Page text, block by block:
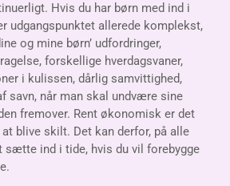
Hvis du har børn med ind i
udgangspunktet allerede komplekst,
og mine børn’ udfordringer,
forskellige hverdagsvaner,
i kulissen, dårlig samvittighed,
savn, når man skal undvære sine
fremover. Rent økonomisk er det
blive skilt. Det kan derfor, på alle
sætte ind i tide, hvis du vil forebygge